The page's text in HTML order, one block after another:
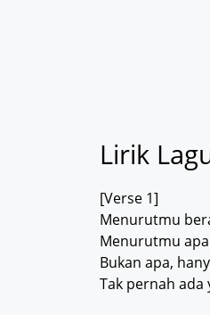
Lirik
[Verse 1]
Menurutmu
Menurutmu
Bukan apa,
Tak pernah ada